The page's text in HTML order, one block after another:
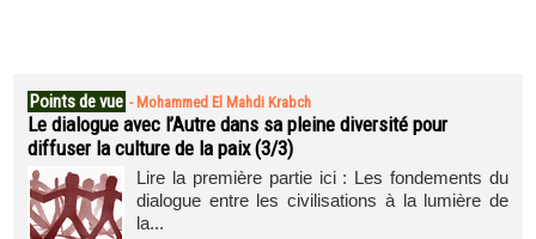
Points de vue - Mohammed El Mahdi Krabch
Le dialogue avec l’Autre dans sa pleine diversité pour
diffuser la culture de la paix (3/3)
Lire la première partie ici : Les fondements du
dialogue entre les civilisations à la lumière de
la...